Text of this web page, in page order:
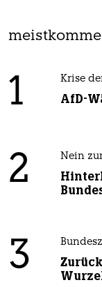
1 Krise
AfD-
2 Nein
3